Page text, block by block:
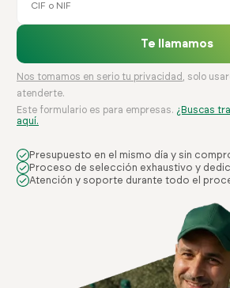
Te llamamos
Nos tomamos en serio tu privacidad
, solo
atenderte.
Este formulario es para empresas. ¿Buscas
aquí.
Presupuesto en el mismo día y sin
Proceso de selección exhaustivo y
Atención y soporte durante todo el